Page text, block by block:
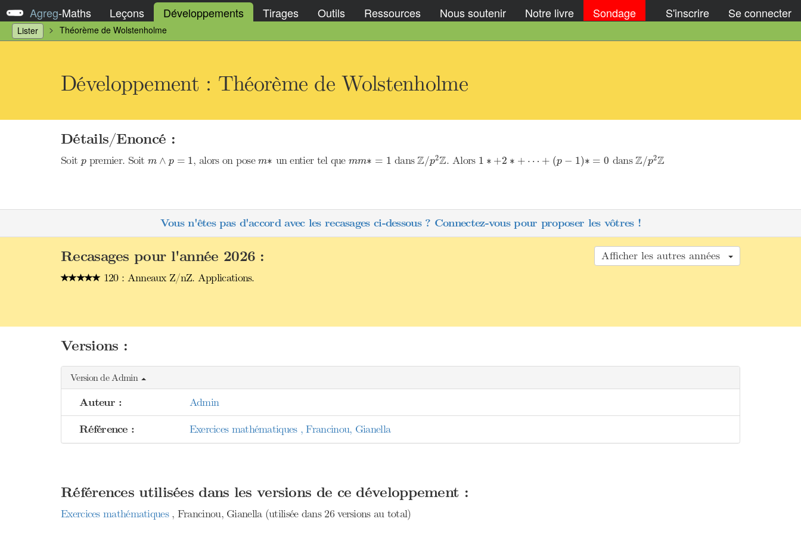
Agreg-Maths Leçons Développements Tirages Outils Ressources Nous soutenir Notre livre Sondage S'inscrire Se connecter
Lister Théorème de Wolstenholme
Développement : Théorème de Wolstenholme
Détails/Enoncé :
Soit p
ppremier. Soit m ∧ p = 1
m ∧ p= , alors on posem∗
m∗ un entier tel que mm∗ = 1
mm ∗ dansZ/p2Z
Z / p2Z. Alors 1 ∗ +2 ∗ + ⋯ + (p − 1)∗ = 0
1 ∗+2∗ + ⋯ − 1 =0 dansZ/p2Z
Z / p2Z
Vous n'êtes pas d'accord avec les recasages ci-dessous ? Connectez-vous pour proposer les vôtres !
Afficher les autres années
Recasages pour l'année 2026 :
120 : Anneaux Z/nZ. Applications.
Versions :
Version de Admin
Auteur : Admin
Référence : Exercices mathématiques , Francinou, Gianella
Références utilisées dans les versions de ce développement :
Exercices mathématiques , Francinou, Gianella (utilisée dans 26 versions au total)